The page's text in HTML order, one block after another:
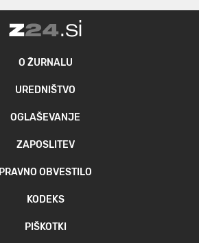
O ŽURNALU
UREDNIŠTVO
OGLAŠEVANJE
ZAPOSLITEV
PRAVNO OBVESTILO
KODEKS
PIŠKOTKI